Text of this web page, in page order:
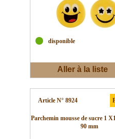
disponible
Aller à la liste
Article N° 8924
Parchemin mousse de sucre 1
90 mm